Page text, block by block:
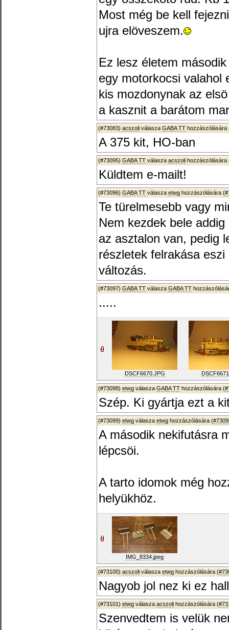
Most még be kell
ujra elöveszem.
Ez lesz életem
egy motorkocsi valahol
kis mozdonynak az
a kasznit a barátom
(#73083) acszoli válasza GABA TT hozzászólására
A 375 kit, HO-ban
(#73095) GABA TT válasza acszoli hozzászólására
Küldtem e-mailt!
(#73096) GABA TT válasza etwg hozzászólására (
Te türelmesebb vagy
Nem kezdek bele
az asztalon van, pedig
részletek felrakása
változás.
(#73097) GABA TT válasza GABA TT
.....
DSCF6670.JPG
(#73098) etwg válasza GABA TT hozzászólására (
Szép. Ki gyártja ezt a
(#73099) etwg válasza etwg hozzászólására (
A második nekifutásra
lépcsöi.
A tarto idomok még
helyükhöz.
IMG_8334.jpeg
(#73100) acszoli válasza etwg hozzászólására (
Nagyob jol nez ki ez
(#73101) etwg válasza acszoli hozzászólására (
Szenvedtem is velük